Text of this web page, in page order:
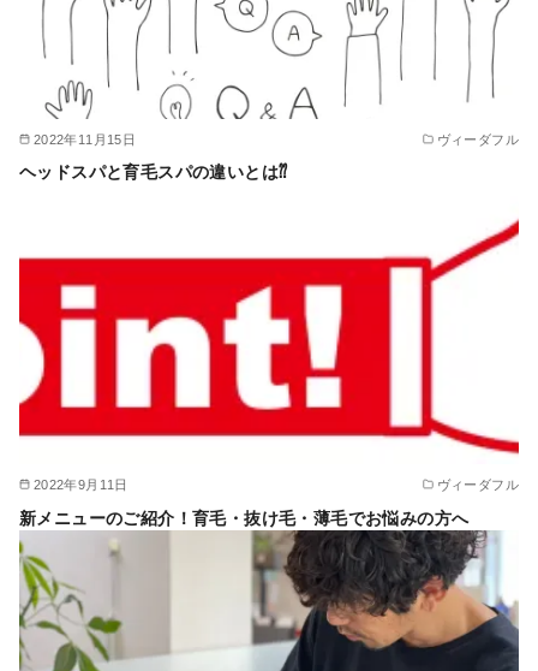
2022年11月15日 ヴィーダフル
ヘッドスパと育毛スパの違いとは⁇
2022年9月11日 ヴィーダフル
新メニューのご紹介！育毛・抜け毛・薄毛でお悩みの方へ